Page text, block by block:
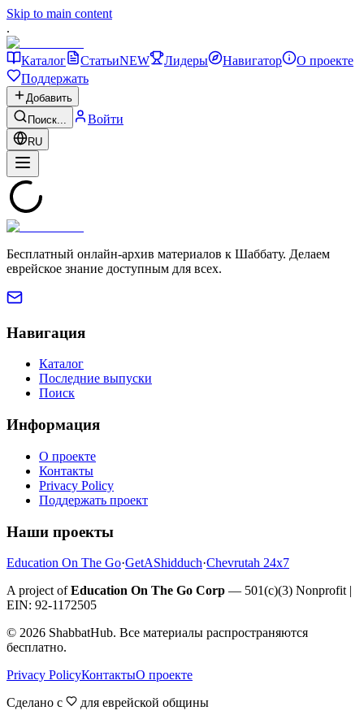
Skip to main content
.
Каталог СтатьиNEW Лидеры Навигатор
О проекте
Поддержать
Добавить
Поиск...
Войти
RU
Бесплатный онлайн-архив материалов к Шаббату. Делаем
еврейское знание доступным для всех.
Навигация
Каталог
Последние выпуски
Поиск
Информация
О проекте
Контакты
Privacy Policy
Поддержать проект
Наши проекты
Education On The Go·GetAShidduch·Chevrutah 24x7
A project ofEducation On The Go Corp — 501(c)(3) Nonprofit |
EIN: 92-1172505
© 2026 ShabbatHub. Все материалы распространяются
бесплатно.
Privacy PolicyКонтактыО проекте
Сделано с
для еврейской общины